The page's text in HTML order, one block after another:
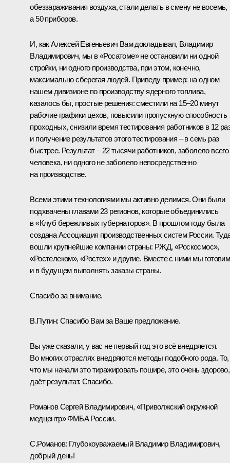
обеззараживания воздуха, стали делать в смену не восемь,
а 50 приборов.
И, как Алексей Евгеньевич Вам докладывал, Владимир
Владимирович, мы в «Росатоме» не остановили ни одной
стройки, ни одного производства, при этом, конечно,
максимально сберегая людей. Приведу пример: на одном
нашем дивизионе по производству ядерного топлива,
казалось бы, простые решения: сместили на 15–20 минут
рабочие графики цехов, повысили пропускную способность
проходных, снизили время тестирования работников в 12
и получение результатов этого тестирования – в семь раз
быстрее. Результат – 22 тысячи работников, заболело всего
человека, ни одного не заболело непосредственно
на производстве.
Всеми этими технологиями мы активно делимся. Они были
подхвачены главами 23 регионов, которые объединились
в «Клуб бережливых губернаторов». В прошлом году была
создана Ассоциация производственных систем России.
вошли крупнейшие компании страны: РЖД, «Роскосмос»,
«Ростелеком», «Ростех» и другие. Вместе с ними мы
и в будущем выполнять заказы страны.
Спасибо за внимание.
В.Путин: Спасибо Вам за Ваше предложение.
Вы уже сказали, у вас не первый год это всё внедряется.
Во многих отраслях внедряются методы подобного рода. То,
что мы начали это тиражировать пошире, это очень здорово,
даёт результат. Спасибо.
Романов Сергей Владимирович, «Приволжский окружной
медцентр» ФМБА России.
С.Романов: Глубокоуважаемый Владимир Владимирович,
добрый день!